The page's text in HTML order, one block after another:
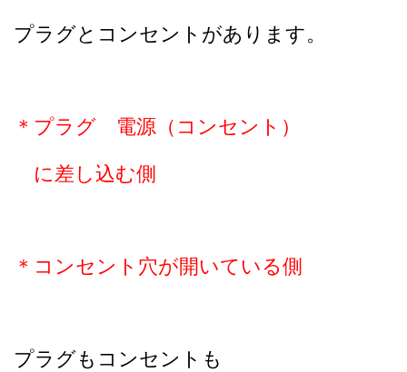
プラグとコンセントがあります。
＊プラグ 電源（コンセント）
に差し込む側
＊コンセント穴が開いている側
プラグもコンセントも